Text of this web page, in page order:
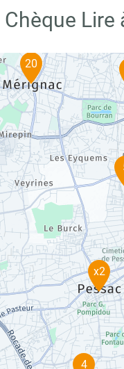
Lire
20
4
x2